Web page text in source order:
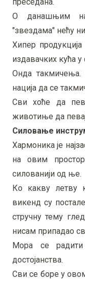
О данашњим
"звездама" нећу
Хипер
издавачких кућа
Онда такмичења.
нација да се
Сви хоће да
животиње да
Силовање
Хармоника је
на овим
силованији од ње.
Ко какву летву
викенд су
стручну тему
нисам припадао
Мора се
достојанства.
Сви се боре у